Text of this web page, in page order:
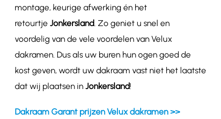
montage, keurige afwerking én het
retourtje Jonkersland. Zo geniet u snel en
voordelig van de vele voordelen van Velux
dakramen. Dus als uw buren hun ogen goed de
kost geven, wordt uw dakraam vast niet het laatste
dat wij plaatsen in Jonkersland!
Dakraam Garant prijzen Velux dakramen >>